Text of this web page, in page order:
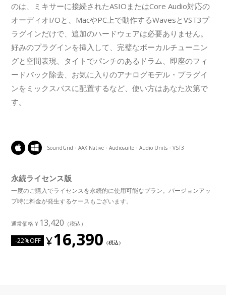
のは、ミキサーに接続されたASIOまたはCore Audio対応の
オーディオI/Oと、MacやPC上で動作するWavesとVST3プ
ラグインだけで、追加のハードウェアは必要ありません。
好みのプラグインを挿入して、完璧なボーカルチューニン
グと空間表現、タイトでパンチのあるドラム、即座のフィ
ードバック除去、お気に入りのアナログモデル・プラグイ
ンをミックスバスに配置するなど、使い方はあなた次第で
す。
SoundGrid・AAX Native・Audiosuite・Audio Units・VST3
永続ライセンス版
一度のご購入でライセンスを永続的に使用可能なプラン。バージョンアッ
プ時に料金が発生するケースもございます。
13,420
-22%OFF 16,390